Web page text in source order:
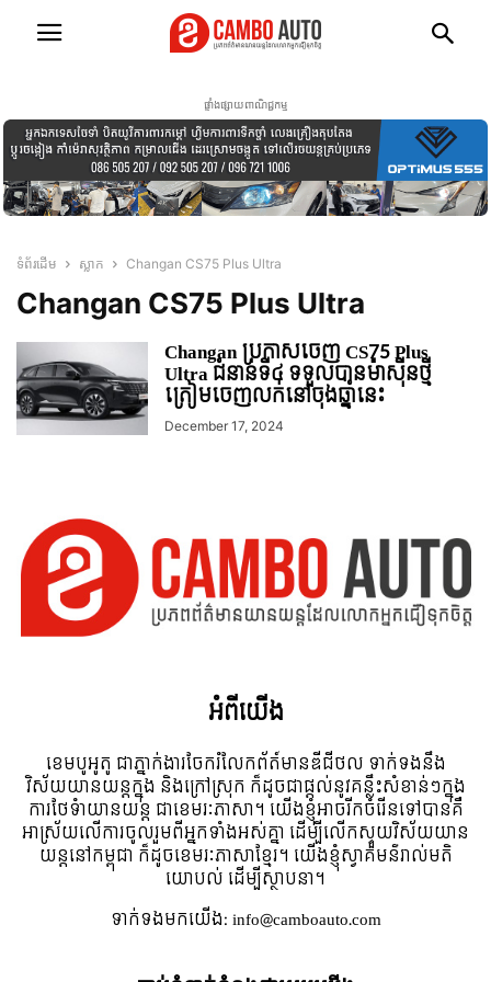
ផ្ទាំងផ្សាយពាណិជ្ជកម្ម
ទំព័រដើម ស្លាក Changan CS75 Plus Ultra
Changan CS75 Plus Ultra
Changan ប្រកាសចេញ CS75 Plus
Ultra ជំនាន់ទី៤ ទទួលបានម៉ាសុីនថ្មី
ត្រៀមចេញលក់នៅចុងឆ្នាំនេះ
December 17, 2024
អំពី​យើង
ខេមបូអូតូ ជាភ្នាក់ងារចែករំលែកព័ត៍មានឌីជីថល ទាក់ទងនឹង
វិស័យយានយន្តក្នុង និងក្រៅស្រុក ក៏ដូចជាផ្តល់នូវគន្លឹះសំខាន់ៗក្នុង
ការថែទំាយានយន្ត ជាខេមរៈភាសា។ យើងខ្ញុំអាចរីកចំរើនទៅបានគឺ
អាស្រ័យលើការចូលរួមពីអ្នកទាំងអស់គ្នា ដើម្បីលើកស្ទួយវិស័យយាន
យន្តនៅកម្ពុជា ក៏ដូចខេមរៈភាសាខ្មែរ។ យើងខ្ញុំស្វាគមន៌រាល់មតិ
យោបល់ ដើម្បីស្ថាបនា។
ទាក់ទង​មក​យើង:info@camboauto.com